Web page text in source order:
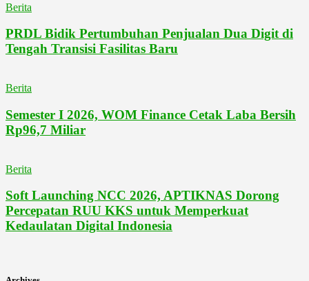
Berita
PRDL Bidik Pertumbuhan Penjualan Dua Digit di
Tengah Transisi Fasilitas Baru
Berita
Semester I 2026, WOM Finance Cetak Laba Bersih
Rp96,7 Miliar
Berita
Soft Launching NCC 2026, APTIKNAS Dorong
Percepatan RUU KKS untuk Memperkuat
Kedaulatan Digital Indonesia